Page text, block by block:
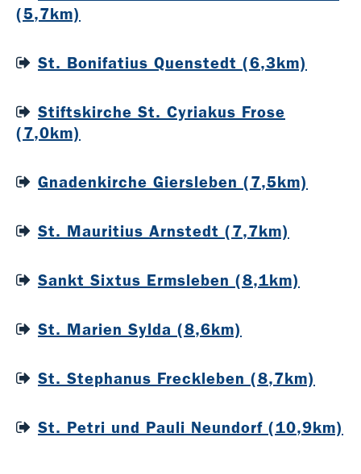
(5,7km)
St. Bonifatius Quenstedt (6,3km)
Stiftskirche St. Cyriakus Frose
(7,0km)
Gnadenkirche Giersleben (7,5km)
St. Mauritius Arnstedt (7,7km)
Sankt Sixtus Ermsleben (8,1km)
St. Marien Sylda (8,6km)
St. Stephanus Freckleben (8,7km)
St. Petri und Pauli Neundorf (10,9km)